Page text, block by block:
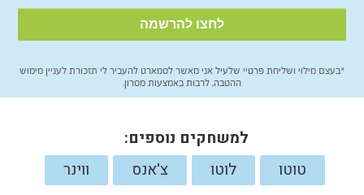
*בעצם מילוי ושליחת פרטיי שלעיל אני מאשר לסמארט להעביר לי תזכורת לעניין מימוש
ההטבה, לרבות באמצעות מסרון.
למשחקים נוספים:
טוטו
לוטו צ'אנס ווינר